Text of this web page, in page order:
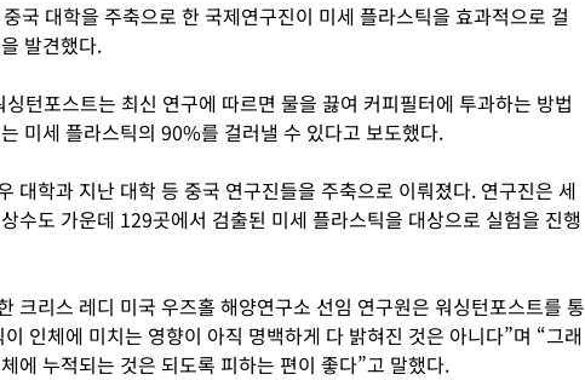
국 대학을 주축으로 한 국제연구진이 미세 플라스틱을 효과적으로 걸
발견했다.
턴포스트는 최신 연구에 따르면 물을 끓여 커피필터에 투과하는 방법
미세 플라스틱의 90%를 걸러낼 수 있다고 보도했다.
대학과 지난 대학 등 중국 연구진들을 주축으로 이뤄졌다. 연구진은 세
수도 가운데 129곳에서 검출된 미세 플라스틱을 대상으로 실험을 진행
크리스 레디 미국 우즈홀 해양연구소 선임 연구원은 워싱턴포스트를 통
인체에 미치는 영향이 아직 명백하게 다 밝혀진 것은 아니다”며 “그래
에 누적되는 것은 되도록 피하는 편이 좋다”고 말했다.